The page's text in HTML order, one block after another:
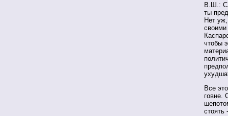
В.Ш.:
ты
Нет
своими
чтобы
Все
говне.
стоять